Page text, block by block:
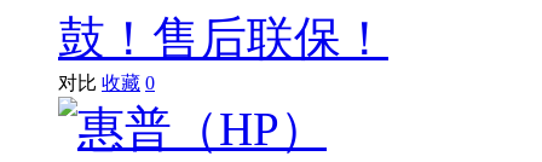
鼓！售后联保！
对比 收藏 0